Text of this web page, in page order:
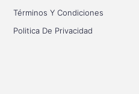
Términos Y Condiciones
Politica De Privacidad